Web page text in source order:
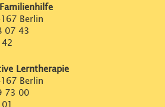
Berlin
07 43
Lerntherapie
Berlin
73 00